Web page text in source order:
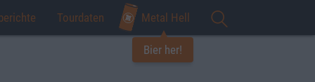
Tourdaten Metal Hell
Bier her!